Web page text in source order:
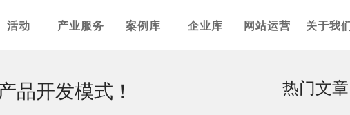
活动 产业服务 案例库 企业库 网站运营 关于我们
品开发模式！ 热门文章